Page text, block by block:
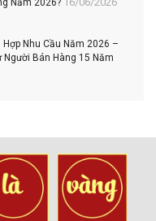
Năm 2026?
Nhu Cầu Năm 2026 –
Người Bán Hàng 15 Năm